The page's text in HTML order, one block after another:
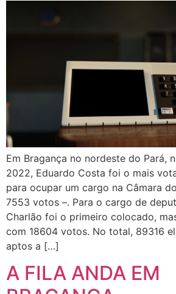
Em Bragança no nordeste do Pará,
2022, Eduardo Costa foi o mais
para ocupar um cargo na Câmara
7553 votos –. Para o cargo de
Charlão foi o primeiro colocado,
com 18604 votos. No total, 89316
aptos a […]
A FILA ANDA EM